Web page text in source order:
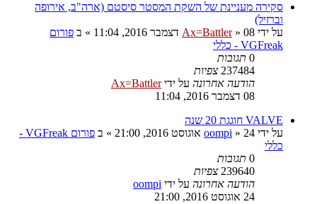
סקירה מעניינת של השקת המסטר סיסטם (ארה"ב, אירופה
וברזיל)
על ידי
Ax=Battler» 08 דצמבר 2016, 11:04 » ב פורום
VGFreak - כללי
0 תגובות
237484 צפיות
הודעה אחרונה על ידיAx=Battler
08 דצמבר 2016, 11:04
VALVE חוגגת 20 שנה
על ידי
oompi » 24 אוגוסט 2016, 21:00 » ב
פורום VGFreak -
כללי
0 תגובות
239640 צפיות
הודעה אחרונה על ידי oompi
24 אוגוסט 2016, 21:00